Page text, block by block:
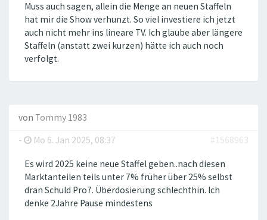
Muss auch sagen, allein die Menge an neuen Staffeln
hat mir die Show verhunzt. So viel investiere ich jetzt
auch nicht mehr ins lineare TV. Ich glaube aber längere
Staffeln (anstatt zwei kurzen) hätte ich auch noch
verfolgt.
von Tommy 1983
-
Mo 6. Jan 2025, 08:37 #1568963
Es wird 2025 keine neue Staffel geben..nach diesen
Marktanteilen teils unter 7% früher über 25% selbst
dran Schuld Pro7. Überdosierung schlechthin. Ich
denke 2Jahre Pause mindestens